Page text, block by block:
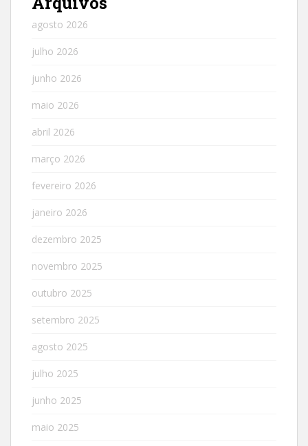
agosto 2026
julho 2026
junho 2026
maio 2026
abril 2026
março 2026
fevereiro 2026
janeiro 2026
dezembro 2025
novembro 2025
outubro 2025
setembro 2025
agosto 2025
julho 2025
junho 2025
maio 2025